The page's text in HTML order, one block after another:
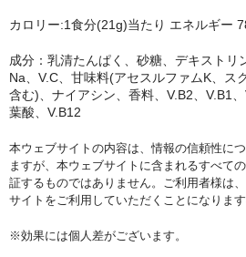
カロリー:1食分(21g)当たり エネルギー
成分：乳清たんぱく、砂糖、デキストリ
Na、V.C、甘味料(アセスルファムK、ス
含む)、ナイアシン、香料、V.B2、V.B1
葉酸、V.B12
本ウェブサイトの内容は、情報の信頼性に
ますが、本ウェブサイトに含まれるすべて
証するものではありません。ご利用者様は
サイトをご利用していただくことになりま
※効果には個人差がございます。